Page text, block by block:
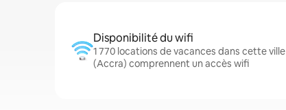
Disponibilité du wifi
1 770 locations de vacances dans cette ville
(Accra) comprennent un accès wifi